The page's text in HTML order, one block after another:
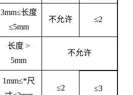
3mm≤长度
≤5mm
不允许 ≤2
长度 >
5mm
不允许
1mm≤*尺
≤2 ≤3